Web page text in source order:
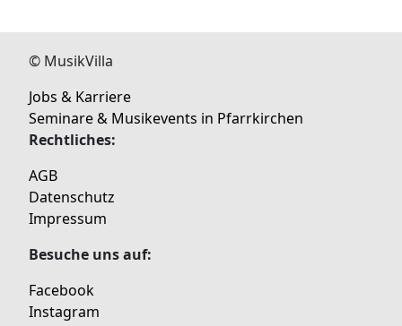
© MusikVilla
Jobs & Karriere
Seminare & Musikevents in Pfarrkirchen
Rechtliches:
AGB
Datenschutz
Impressum
Besuche uns auf:
Facebook
Instagram